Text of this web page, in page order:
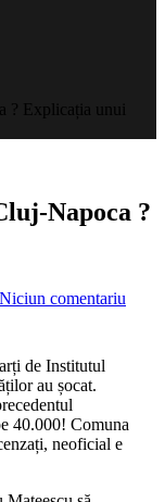
? Explicația unui
Napoca ?
Niciun comentariuDe
Cluj-
de Institutul
au șocat.
40.000! Comuna
neoficial e